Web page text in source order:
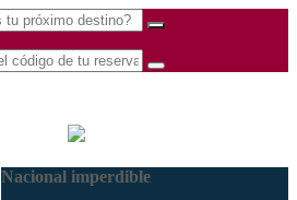
Nacional imperdible